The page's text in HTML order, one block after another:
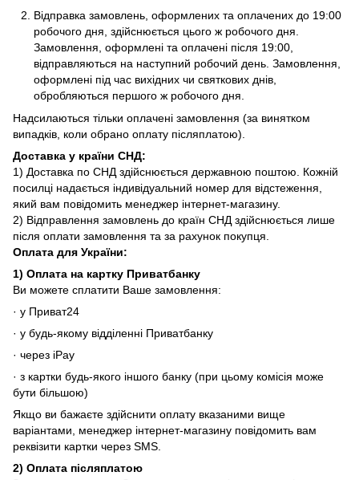
Відправка замовлень, оформлених та оплачених до 19:00
робочого дня, здійснюється цього ж робочого дня.
Замовлення, оформлені та оплачені після 19:00,
відправляються на наступний робочий день. Замовлення,
оформлені під час вихідних чи святкових днів,
обробляються першого ж робочого дня.
Надсилаються тільки оплачені замовлення (за винятком
випадків, коли обрано оплату післяплатою).
Доставка у країни СНД:
1) Доставка по СНД здійснюється державною поштою. Кожній
посилці надається індивідуальний номер для відстеження,
який вам повідомить менеджер інтернет-магазину.
2) Відправлення замовлень до країн СНД здійснюється лише
після оплати замовлення та за рахунок покупця.
Оплата для України:
1) Оплата на картку Приватбанку
Ви можете сплатити Ваше замовлення:
· у Приват24
· у будь-якому відділенні Приватбанку
· через iPay
· з картки будь-якого іншого банку (при цьому комісія може
бути більшою)
Якщо ви бажаєте здійснити оплату вказаними вище
варіантами, менеджер інтернет-магазину повідомить вам
реквізити картки через SMS.
2) Оплата післяплатою